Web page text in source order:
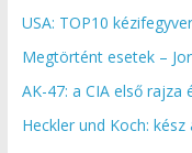
USA: TOP10
Megtörtént esetek –
AK-47: a CIA első
Heckler und Koch: